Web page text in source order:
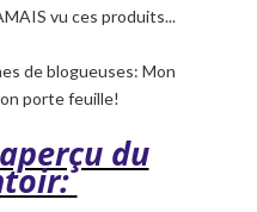
vu ces produits...
de blogueuses: Mon
porte feuille!
du